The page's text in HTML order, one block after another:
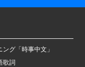
ング「時事中文」
歌詞